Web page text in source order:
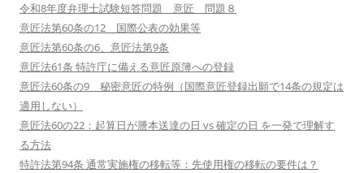
令和8年度弁理士試験短答問題 意匠 問題８
意匠法第60条の12 国際公表の効果等
意匠法第60条の6、意匠法第9条
意匠法61条 特許庁に備える意匠原簿への登録
意匠法60条の9 秘密意匠の特例（国際意匠登録出願で14条の規定は
適用しない）
意匠法60の22：起算日が謄本送達の日 vs 確定の日 を一発で理解す
る方法
特許法第94条 通常実施権の移転等：先使用権の移転の要件は？